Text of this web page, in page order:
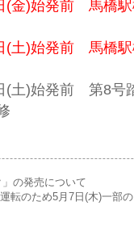
(金)始発前 馬
(土)始発前 馬
(土)始発前 第8号
の発売について
転のため5月7日(木)一部